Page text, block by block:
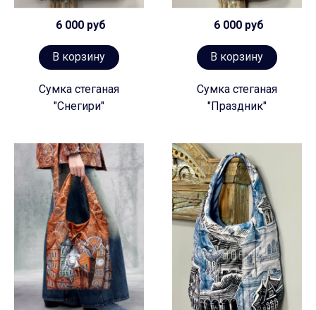
6 000 руб
В корзину
Сумка стеганая
"Снегири"
6 000 руб
В корзину
Сумка стеганая
"Праздник"